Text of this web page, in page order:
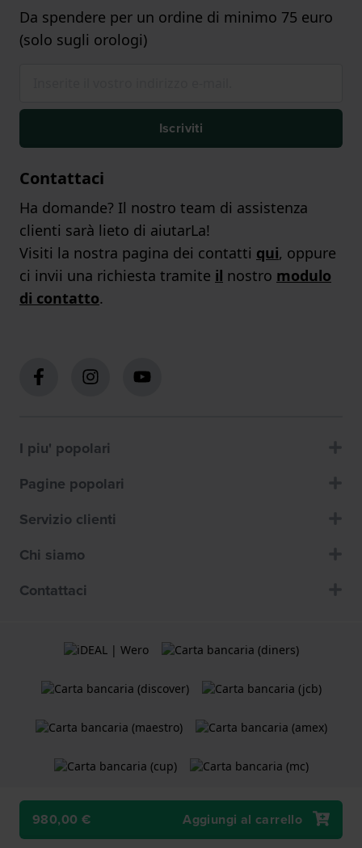
980,00 € Aggiungi al carrello
Da spendere per un ordine di minimo 75 euro
(solo sugli orologi)
Iscriviti
Contattaci
Ha domande? Il nostro team di assistenza
clienti sarà lieto di aiutarLa!
Visiti la nostra pagina dei contatti qui, oppure
ci invii una richiesta tramite il nostro modulo
di contatto.
I piu' popolari
Pagine popolari
Servizio clienti
Chi siamo
Contattaci